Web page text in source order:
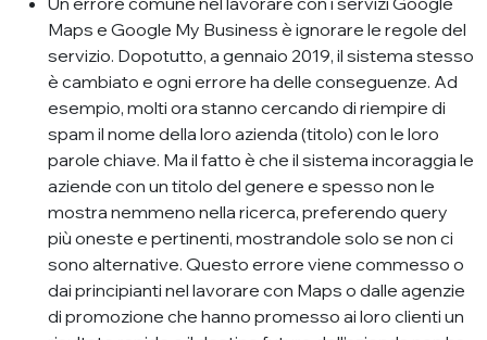
Maps e Google My Business è ignorare le regole del
servizio. Dopotutto, a gennaio 2019, il sistema stesso
è cambiato e ogni errore ha delle conseguenze. Ad
esempio, molti ora stanno cercando di riempire di
spam il nome della loro azienda (titolo) con le loro
parole chiave. Ma il fatto è che il sistema incoraggia le
aziende con un titolo del genere e spesso non le
mostra nemmeno nella ricerca, preferendo query
più oneste e pertinenti, mostrandole solo se non ci
sono alternative. Questo errore viene commesso o
dai principianti nel lavorare con Maps o dalle agenzie
di promozione che hanno promesso ai loro clienti un